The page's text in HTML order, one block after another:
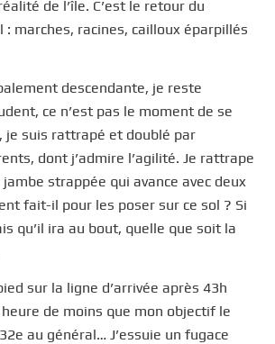
de l’île. C’est le retour du
marches, racines, cailloux éparpillés
descendante, je reste
ce n’est pas le moment de se
je suis rattrapé et doublé par
dont j’admire l’agilité. Je rattrape
jambe strappée qui avance avec deux
fait-il pour les poser sur ce sol ? Si
qu’il ira au bout, quelle que soit la
sur la ligne d’arrivée après 43h
de moins que mon objectif le
au général… J’essuie un fugace